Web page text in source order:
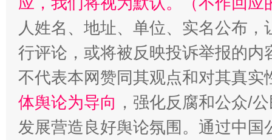
人姓名、地址、单位、实名公布
行评论，或将被反映投诉举报的
不代表本网赞同其观点和对其真实
体舆论为导向 ，强化反腐和公众/
发展营造良好舆论氛围。通过中